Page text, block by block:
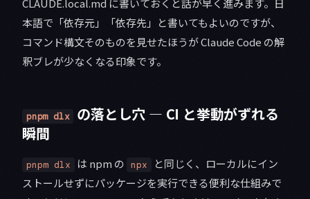
CLAUDE.local.md に書いておくと話が早く進みます。日
本語で「依存元」「依存先」と書いてもよいのですが、
コマンド構文そのものを見せたほうが Claude Code の解
釈ブレが少なくなる印象です。
pnpm dlx
の落とし穴 — CI と挙動がずれる
瞬間
pnpm dlx は npm の npx
と同じく、ローカルにイン
ストールせずにパッケージを実行できる便利な仕組みで